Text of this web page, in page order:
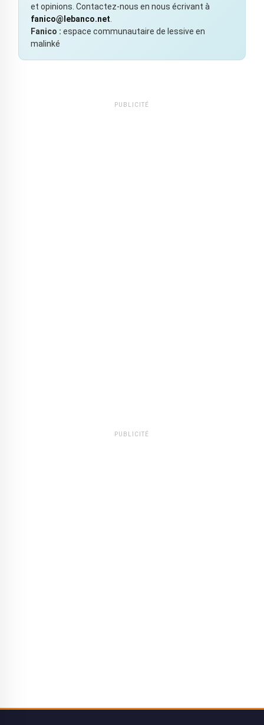
et opinions. Contactez-nous en nous écrivant à
fanico@lebanco.net
Fanico : espace communautaire de lessive en
malinké
PUBLICITÉ
PUBLICITÉ